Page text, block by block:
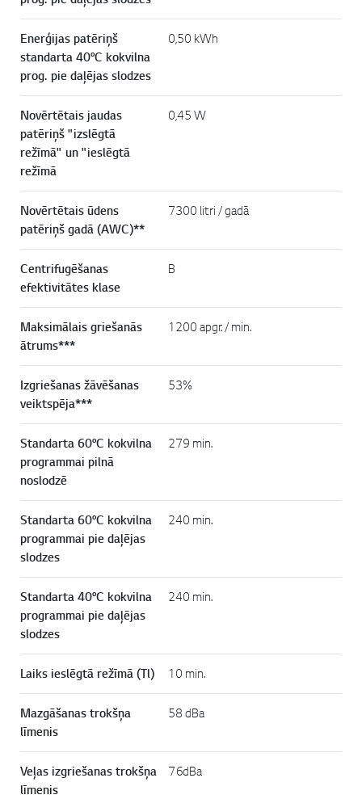
Enerģijas patēriņš
standarta 40°C kokvilna
prog. pie daļējas slodzes
0,50 kWh
Novērtētais jaudas
patēriņš "izslēgtā
režīmā" un "ieslēgtā
režīmā
0,45 W
Novērtētais ūdens
patēriņš gadā (AWC)**
7300 litri / gadā
Centrifugēšanas
efektivitātes klase
B
Maksimālais griešanās
ātrums***
1200 apgr. / min.
Izgriešanas žāvēšanas
veiktspēja***
53%
Standarta 60°C kokvilna
programmai pilnā
noslodzē
279 min.
Standarta 60°C kokvilna
programmai pie daļējas
slodzes
240 min.
Standarta 40°C kokvilna
programmai pie daļējas
slodzes
240 min.
Laiks ieslēgtā režīmā (Tl) 10 min.
Mazgāšanas trokšņa
līmenis
58 dBa
Veļas izgriešanas trokšņa
līmenis
76dBa